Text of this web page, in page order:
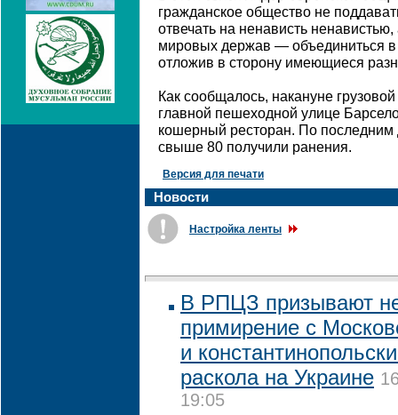
гражданское общество не
отвечать на ненависть
мировых держав — объединиться
отложив в сторону имеющиеся
Как сообщалось, накануне
главной пешеходной улице
кошерный ресторан. По последним
свыше 80 получили ранения.
Версия для печати
Новости
Настройка ленты
В РПЦЗ призывают
примирение с
и
раскола на Украине
19:05